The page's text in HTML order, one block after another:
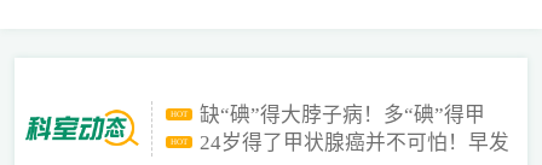
HOT 乳腺炎的早期症状有哪些呢？
HOT
缺“碘”得大脖子病！多“碘”得甲
亢！如何“
HOT
24岁得了甲状腺癌并不可怕！早发